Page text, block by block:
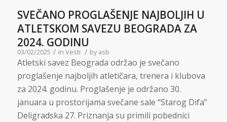
SVEČANO PROGLAŠENJE NAJBOLJIH U
ATLETSKOM SAVEZU BEOGRADA ZA
2024. GODINU
03/02/2025 / in Vesti / byasb
Atletski savez Beograda održao je svečano
proglašenje najboljih atletičara, trenera i klubova
za 2024. godinu. Proglašenje je održano 30.
januara u prostorijama svečane sale “Starog Difa”
Deligradska 27. Priznanja su primili pobednici